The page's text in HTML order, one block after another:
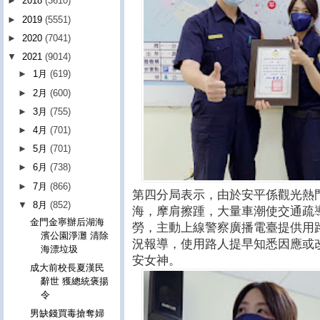
第四分局表示，由於安平係觀光
海，摩肩擦踵，大量車潮使交通
勞，主動上線警察廣播電臺提供
況報導，使用路人提早知悉因應
安女神。
► 2019 (5551)
► 2020 (7041)
▼ 2021 (9014)
► 1月(619)
► 2月(600)
►3月(755)
►4月(701)
►5月(701)
►6月(738)
►7月(866)
▼8月(852)
金門金寧辦后湖海
濱公園淨灘 清除
海漂垃圾
成大前校長夏漢民
辭世 獲總統褒揚
令
男缺錢買毒搶奪婦